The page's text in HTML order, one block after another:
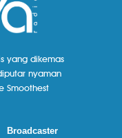
yang dikemas
nyaman
Smoothest
Broadcaster